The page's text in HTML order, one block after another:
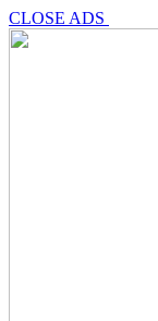
CLOSE ADS